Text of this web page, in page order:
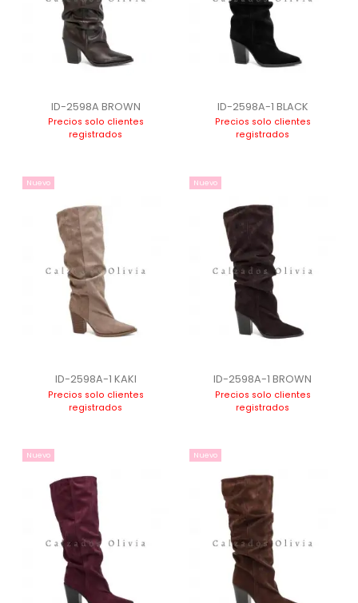
ID-2598A BROWN
Precios solo clientes
registrados
ID-2598A-1 BLACK
Precios solo clientes
registrados
Nuevo
ID-2598A-1 KAKI
Precios solo clientes
registrados
Nuevo
ID-2598A-1 BROWN
Precios solo clientes
registrados
Nuevo Nuevo